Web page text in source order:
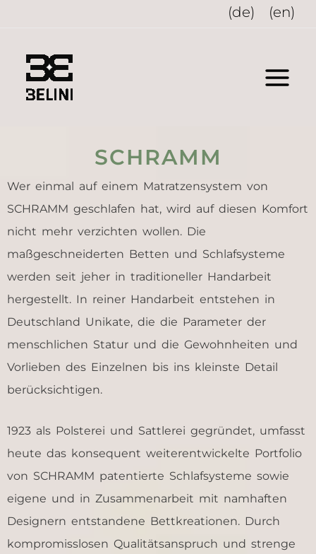
springen
(de) (en)
SCHRAMM
Wer einmal auf einem Matratzensystem von
SCHRAMM geschlafen hat, wird auf diesen Komfort
nicht mehr verzichten wollen. Die
maßgeschneiderten Betten und Schlafsysteme
werden seit jeher in traditioneller Handarbeit
hergestellt. In reiner Handarbeit entstehen in
Deutschland Unikate, die die Parameter der
menschlichen Statur und die Gewohnheiten und
Vorlieben des Einzelnen bis ins kleinste Detail
berücksichtigen.
1923 als Polsterei und Sattlerei gegründet, umfasst
heute das konsequent weiterentwickelte Portfolio
von SCHRAMM patentierte Schlafsysteme sowie
eigene und in Zusammenarbeit mit namhaften
Designern entstandene Bettkreationen. Durch
kompromisslosen Qualitätsanspruch und strenge